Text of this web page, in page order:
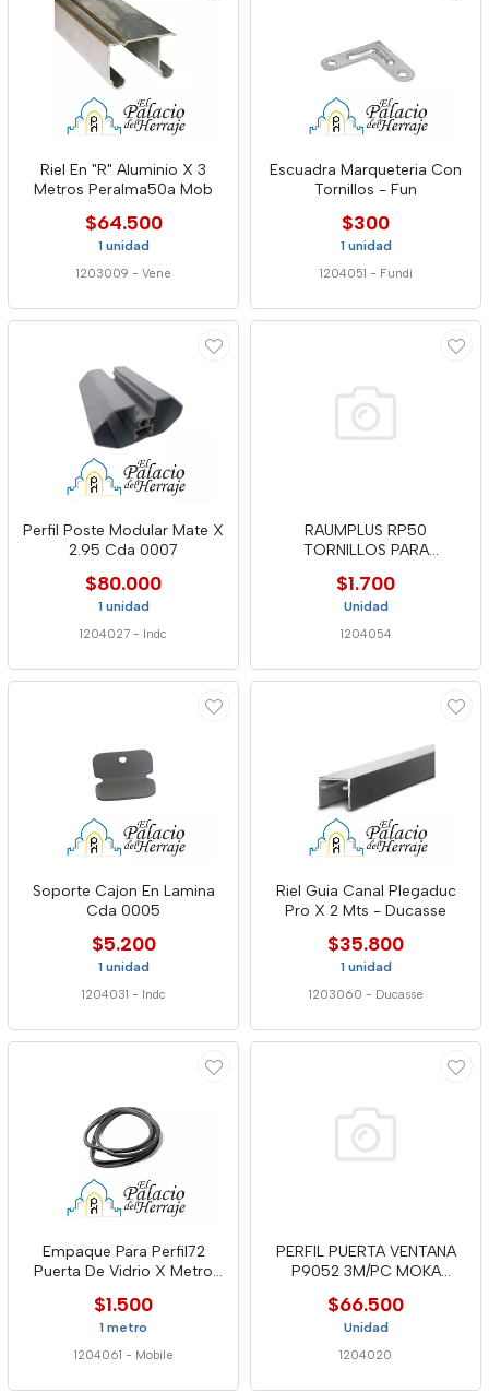
Riel En "R" Aluminio X 3
Metros Peralma50a Mob
$64.500
1 unidad
1203009 - Vene
Escuadra Marqueteria Con
Tornillos - Fun
$300
1 unidad
1204051 - Fundi
Perfil Poste Modular Mate X
2.95 Cda 0007
$80.000
1 unidad
1204027 - Indc
RAUMPLUS RP50
TORNILLOS PARA
$1.700
Unidad
1204054
Soporte Cajon En Lamina
Cda 0005
$5.200
1 unidad
1204031 - Indc
Riel Guia Canal Plegaduc
Pro X 2 Mts - Ducasse
$35.800
1 unidad
1203060 - Ducasse
Empaque Para Perfil72
Puerta De Vidrio X Metro
$1.500
1 metro
1204061 - Mobile
PERFIL PUERTA VENTANA
P9052 3M/PC MOKA
$66.500
Unidad
1204020